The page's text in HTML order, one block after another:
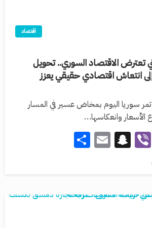
اقتصاد
تعترض الاقتصاد السوري.. تحويل
انتعاش اقتصادي حقيقي يعزز
سوريا اليوم بمخاض عسير في المسار
الأسعار وانعكاسها…
WhatsApp
Viber
Snapchat
Email